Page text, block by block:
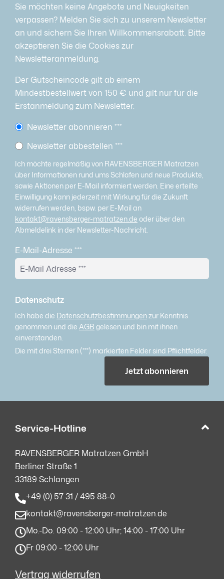
Sie möchten keine Angebote und Neuigkeiten
verpassen? Melden Sie sich zu unserem Newsletter
an und sichern Sie Ihren Willkommensrabatt. Bitte
akzeptieren Sie die Cookies zur
Newsletteranmeldung.
Der Gutscheincode gilt ab einem
Mindestbestellwert von 150 € und gilt nur für die
Erstanmeldung zum Newsletter.
Newsletter abonnieren ***
Newsletter abbestellen ***
Ich möchte regelmäßig von RAVENSBERGER Matratzen
über Informationen rund ums Schlafen und neue Produkte,
sowie Aktionen per E-Mail informiert werden. Eine erteilte
Einwilligung kann jederzeit mit Wirkung für die Zukunft
widerrufen werden, bspw. per E-Mail an
kontakt@ravensberger-matratzen.de oder über den
Abmeldelink in der Newsletter-Nachricht.
E-Mail-Adresse ***
Datenschutz
Ich habe die Datenschutzbestimmungenzur Kenntnis
genommen und die AGB gelesen und bin mit ihnen
einverstanden.
Die mit drei Sternen (***) markierten Felder sind Pflichtfelder.
Jetzt abonnieren
Service-Hotline
RAVENSBERGER Matratzen GmbH
Berliner Straße 1
33189 Schlangen
+49 (0) 57 31 / 495 88-0
kontakt@ravensberger-matratzen.de
Mo.-Do. 09:00 - 12:00 Uhr; 14:00 - 17:00 Uhr
Fr 09:00 - 12:00 Uhr
Vertrag widerrufen